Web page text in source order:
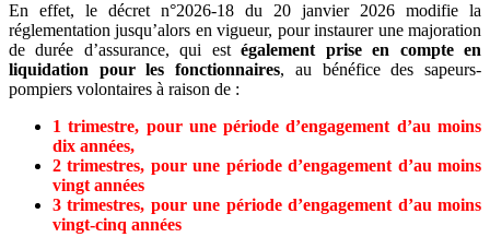
En effet, le décret n°2026-18 du 20 janvier 2026 modifie la
réglementation jusqu’alors en vigueur, pour instaurer une majoration
de durée d’assurance, qui estégalement prise en compte en
liquidation pour les fonctionnaires, au bénéfice des sapeurs-
pompiers volontaires à raison de :
1 trimestre, pour une période d’engagement d’au moins
dix années,
2 trimestres, pour une période d’engagement d’au moins
vingt années
3 trimestres, pour une période d’engagement d’au moins
vingt-cinq années